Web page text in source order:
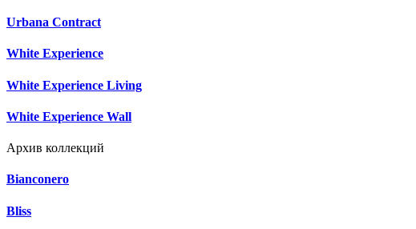
Urbana Contract
White Experience
White Experience Living
White Experience Wall
Архив коллекций
Bianconero
Bliss